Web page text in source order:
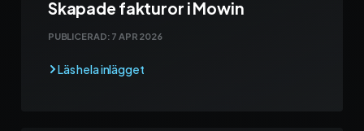
Skapade fakturor i Mowin
PUBLICERAD: 7 APR 2026